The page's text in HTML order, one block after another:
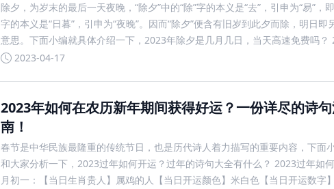
除夕，为岁末的最后一天夜晚，“除夕”中的“除”字的本义是“去”，引申为“易”，
字的本义是“日暮”，引申为“夜晚”。因而“除夕”便含有旧岁到此夕而除，明日即
意思。下面小编就具体介绍一下，2023年除夕是几月几日，当天高速免费吗？
夕是几月几日？2023年除夕时间
2023-04-17
2023年如何在农历新年期间获得好运？一份详尽的诗
南！
春节是中华民族最隆重的传统节日，也是历代诗人着力描写的重要内容，下面
和大家分析一下，2023过年如何开运？过年的诗句大全有什么？ 2023过年如
月初一：【当日生肖贵人】属鸡的人【当日开运颜色】米白色【当日开运数字